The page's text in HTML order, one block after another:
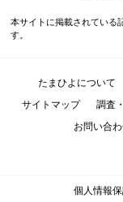
本サイトに掲載されている
す。
たまひよについて
サイトマップ
調査
お問い合
個人情報